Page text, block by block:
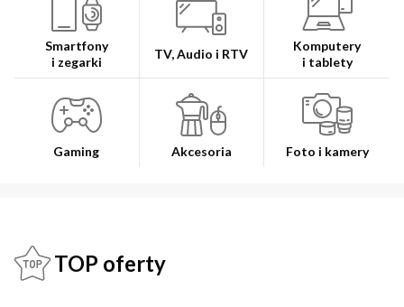
Smartfony
i zegarki
TV, Audio i RTV
Komputery
i tablety
Gaming Akcesoria Foto i kamery
TOP oferty